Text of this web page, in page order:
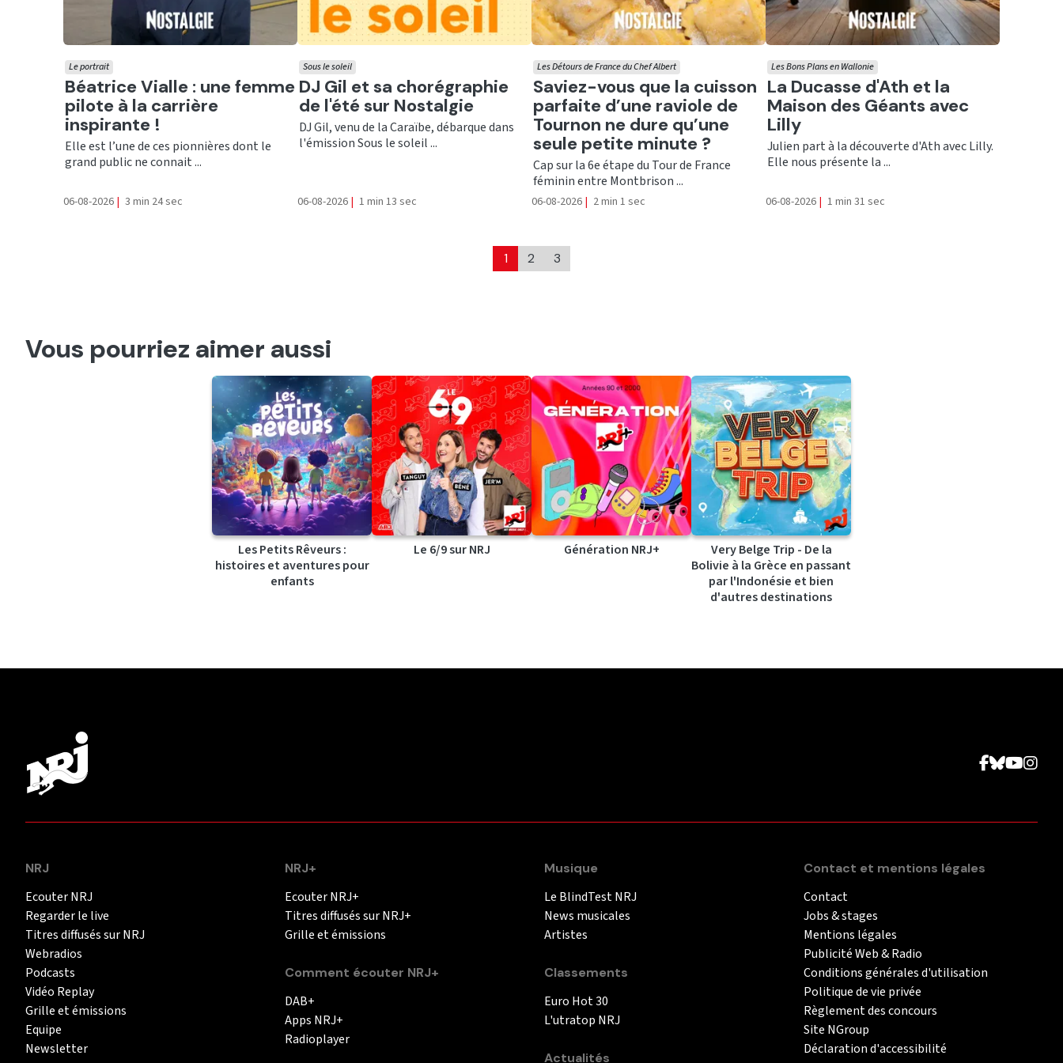
Ecouter
Béatrice Vialle : une femme
pilote à la carrière
inspirante !
Le portrait
Elle est l’une de ces pionnières dont le
grand public ne connait ...
06-08-2026 | 3 min 24 sec
Ecouter
DJ Gil et sa chorégraphie
de l'été sur Nostalgie
Sous le soleil
DJ Gil, venu de la Caraïbe, débarque dans
l'émission Sous le soleil ...
06-08-2026 | 1 min 13 sec
Ecouter
Saviez-vous que la cuisson
parfaite d’une raviole de
Tournon ne dure qu’une
seule petite minute ?
Les Détours de France du Chef Albert
Cap sur la 6e étape du Tour de France
féminin entre Montbrison ...
06-08-2026 | 2 min 1 sec
Ecouter
La Ducasse d'Ath et la
Maison des Géants avec
Lilly
Les Bons Plans en Wallonie
Julien part à la découverte d'Ath avec Lilly.
Elle nous présente la ...
06-08-2026 | 1 min 31 sec
1 2 3
Vous pourriez aimer aussi
Les Petits Rêveurs :
histoires et aventures pour
enfants
Le 6/9 sur NRJ Génération NRJ+
Very Belge Trip - De la
Bolivie à la Grèce en passant
par l'Indonésie et bien
d'autres destinations
NRJ
Ecouter NRJ
Regarder le live
Titres diffusés sur NRJ
Webradios
Podcasts
Vidéo Replay
Grille et émissions
Equipe
Newsletter
NRJ+
Ecouter NRJ+
Titres diffusés sur NRJ+
Grille et émissions
Comment écouter NRJ+
DAB+
Apps NRJ+
Radioplayer
Musique
Le BlindTest NRJ
News musicales
Artistes
Classements
Euro Hot 30
L'utratop NRJ
Actualités
Contact et mentions légales
Contact
Jobs & stages
Mentions légales
Publicité Web & Radio
Conditions générales d'utilisation
Politique de vie privée
Règlement des concours
Site NGroup
Déclaration d'accessibilité